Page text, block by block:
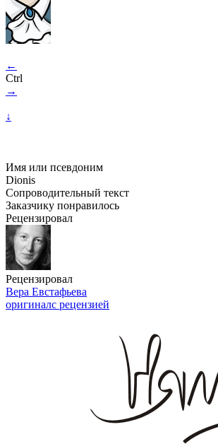
←
Ctrl
→
↓
Имя или псевдоним
Dionis
Сопроводительный текст
Заказчику понравилось
Рецензировал
Рецензировал
Вера Евстафьева
оригиналс рецензией